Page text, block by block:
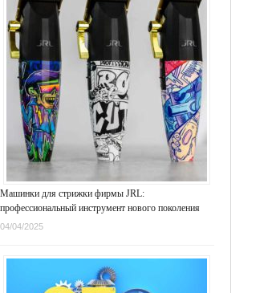
Машинки для стрижки фирмы JRL:
профессиональный инструмент нового поколения
04/04/2025